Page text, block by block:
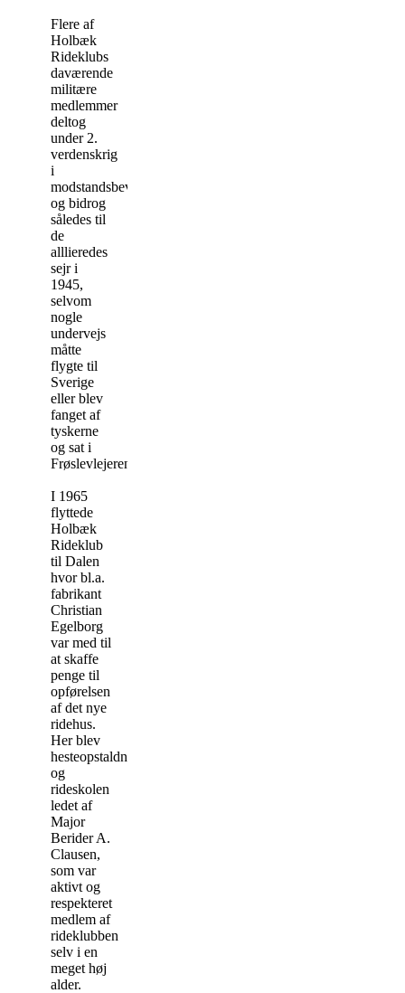
Flere af
Holbæk
Rideklubs
daværende
militære
medlemmer
deltog
under 2.
verdenskrig
i
modstandsbevægelsen
og bidrog
således til
de
alllieredes
sejr i
1945,
selvom
nogle
undervejs
måtte
flygte til
Sverige
eller blev
fanget af
tyskerne
og sat i
Frøslevlejeren.
I 1965
flyttede
Holbæk
Rideklub
til Dalen
hvor bl.a.
fabrikant
Christian
Egelborg
var med til
at skaffe
penge til
opførelsen
af det nye
ridehus.
Her blev
hesteopstaldningen
og
rideskolen
ledet af
Major
Berider A.
Clausen,
som var
aktivt og
respekteret
medlem af
rideklubben
selv i en
meget høj
alder.